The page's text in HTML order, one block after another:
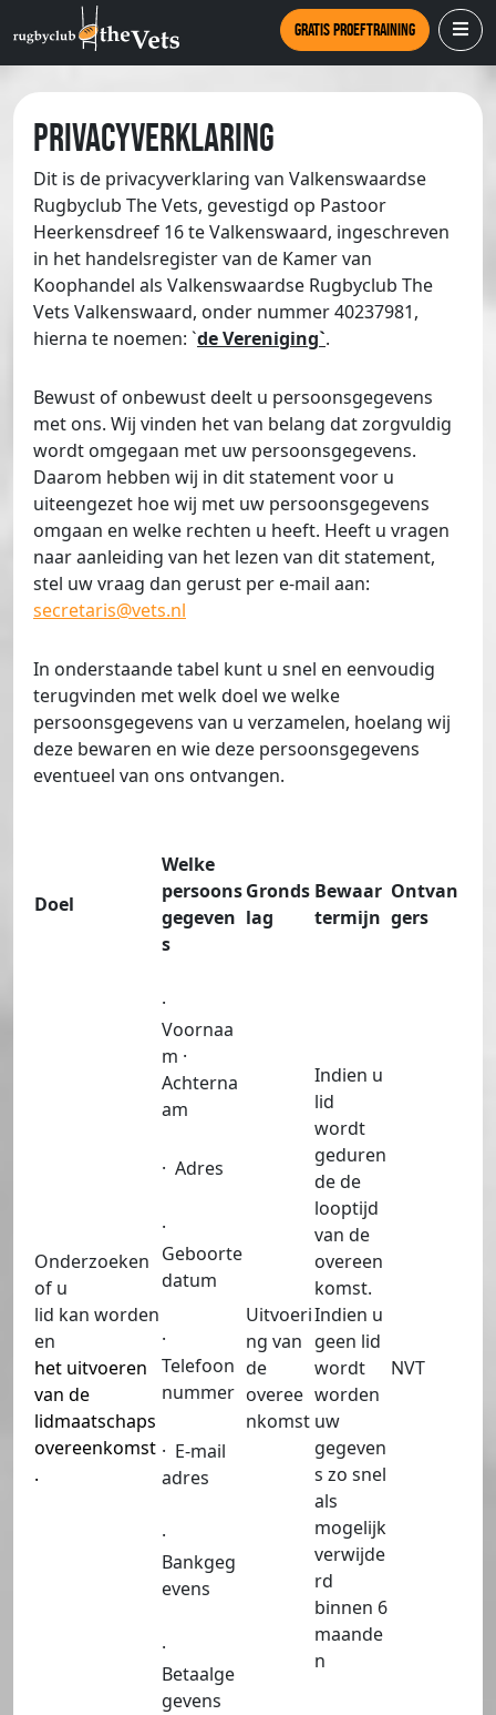
Gratis proeftraining
Privacyverklaring
Dit is de privacyverklaring van Valkenswaardse
Rugbyclub The Vets, gevestigd op Pastoor
Heerkensdreef 16 te Valkenswaard, ingeschreven
in het handelsregister van de Kamer van
Koophandel als Valkenswaardse Rugbyclub The
Vets Valkenswaard, onder nummer 40237981,
hierna te noemen: `de Vereniging`.
Bewust of onbewust deelt u persoonsgegevens
met ons. Wij vinden het van belang dat zorgvuldig
wordt omgegaan met uw persoonsgegevens.
Daarom hebben wij in dit statement voor u
uiteengezet hoe wij met uw persoonsgegevens
omgaan en welke rechten u heeft. Heeft u vragen
naar aanleiding van het lezen van dit statement,
stel uw vraag dan gerust per e-mail aan:
secretaris@vets.nl
In onderstaande tabel kunt u snel en eenvoudig
terugvinden met welk doel we welke
persoonsgegevens van u verzamelen, hoelang wij
deze bewaren en wie deze persoonsgegevens
eventueel van ons ontvangen.
Doel
Welke
persoons
gegeven
s
Gronds
lag
Bewaar
termijn
Ontvan
gers
Onderzoeken
of u
lid kan worden
en
het uitvoeren
van de
lidmaatschaps
overeenkomst
.
·
Voornaa
m ·
Achterna
am
· Adres
·
Geboorte
datum
·
Telefoon
nummer
· E-mail
adres
·
Bankgeg
evens
·
Betaalge
gevens
Uitvoeri
ng van
de
overee
nkomst
Indien u
lid
wordt
geduren
de de
looptijd
van de
overeen
komst.
Indien u
geen lid
wordt
worden
uw
gegeven
s zo snel
als
mogelijk
verwijde
rd
binnen 6
maande
n
NVT